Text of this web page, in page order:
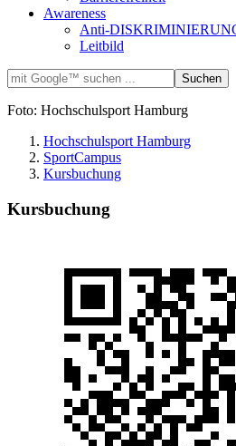
Awareness
Anti-
Leitbild
Foto: Hochschulsport Hamburg
Hochschulsport Hamburg
SportCampus
Kursbuchung
Kursbuchung